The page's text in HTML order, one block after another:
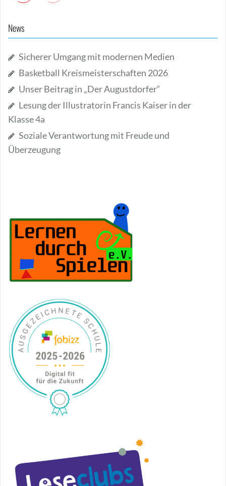
News
Sicherer Umgang mit modernen Medien
Basketball Kreismeisterschaften 2026
Unser Beitrag in „Der Augustdorfer“
Lesung der Illustratorin Francis Kaiser in der
Klasse 4a
Soziale Verantwortung mit Freude und
Überzeugung